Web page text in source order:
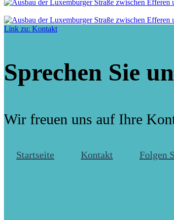
Link zu: Kontakt
Sprechen Sie
Wir freuen uns auf Ihre
Startseite Kontakt Folgen